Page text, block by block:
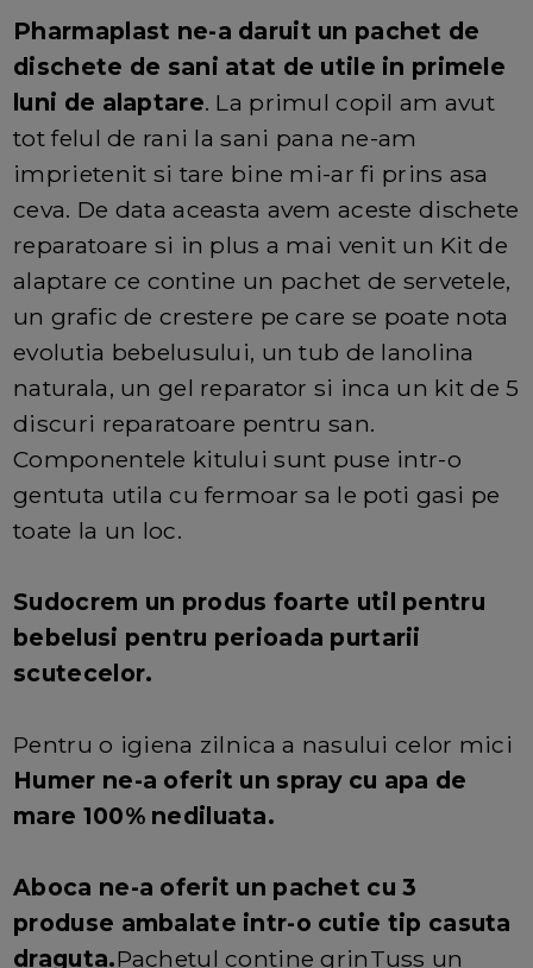
Pharmaplast ne-a daruit un pachet de
dischete de sani atat de utile in primele
luni de alaptare. La primul copil am avut
tot felul de rani la sani pana ne-am
imprietenit si tare bine mi-ar fi prins asa
ceva. De data aceasta avem aceste dischete
reparatoare si in plus a mai venit un Kit de
alaptare ce contine un pachet de servetele,
un grafic de crestere pe care se poate nota
evolutia bebelusului, un tub de lanolina
naturala, un gel reparator si inca un kit de 5
discuri reparatoare pentru san.
Componentele kitului sunt puse intr-o
gentuta utila cu fermoar sa le poti gasi pe
toate la un loc.
Sudocrem un produs foarte util pentru
bebelusi pentru perioada purtarii
scutecelor.
Pentru o igiena zilnica a nasului celor mici
Humer ne-a oferit un spray cu apa de
mare 100% nediluata.
Aboca ne-a oferit un pachet cu 3
produse ambalate intr-o cutie tip casuta
draguta.Pachetul contine grinTuss un